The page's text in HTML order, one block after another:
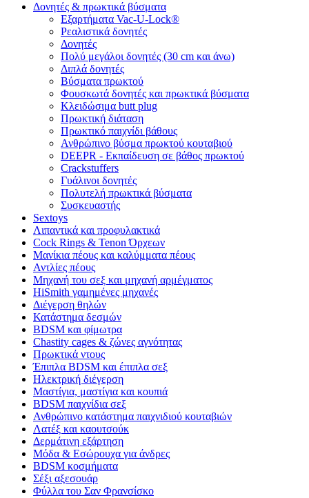
Δονητές & πρωκτικά βύσματα
Εξαρτήματα Vac-U-Lock®
Ρεαλιστικά δονητές
Δονητές
Πολύ μεγάλοι δονητές (30 cm και άνω)
Διπλά δονητές
Βύσματα πρωκτού
Φουσκωτά δονητές και πρωκτικά βύσματα
Κλειδώσιμα butt plug
Πρωκτική διάταση
Πρωκτικό παιχνίδι βάθους
Ανθρώπινο βύσμα πρωκτού κουταβιού
DEEPR - Εκπαίδευση σε βάθος πρωκτού
Crackstuffers
Γυάλινοι δονητές
Πολυτελή πρωκτικά βύσματα
Συσκευαστής
Sextoys
Λιπαντικά και προφυλακτικά
Cock Rings & Tenon Όρχεων
Μανίκια πέους και καλύμματα πέους
Αντλίες πέους
Μηχανή του σεξ και μηχανή αρμέγματος
HiSmith γαμημένες μηχανές
Διέγερση θηλών
Κατάστημα δεσμών
BDSM και φίμωτρα
Chastity cages & ζώνες αγνότητας
Πρωκτικά ντους
Έπιπλα BDSM και έπιπλα σεξ
Ηλεκτρική διέγερση
Μαστίγια, μαστίγια και κουπιά
BDSM παιχνίδια σεξ
Ανθρώπινο κατάστημα παιχνιδιού κουταβιών
Λατέξ και καουτσούκ
Δερμάτινη εξάρτηση
Μόδα & Εσώρουχα για άνδρες
BDSM κοσμήματα
Σέξι αξεσουάρ
Φύλλα του Σαν Φρανσίσκο